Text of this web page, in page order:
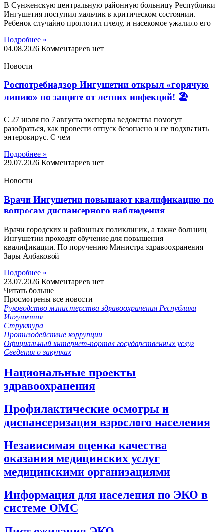
В Сунженскую центральную районную больницу Республики
Ингушетия поступил мальчик в критическом состоянии.
Ребенок случайно проглотил пчелу, и насекомое ужалило его
Подробнее »
04.08.2026 Комментариев нет
Новости
Роспотребнадзор Ингушетии открыл «горячую
линию» по защите от летних инфекций! 🏖
С 27 июля по 7 августа эксперты ведомства помогут
разобраться, как провести отпуск безопасно и не подхватить
энтеровирус. О чем
Подробнее »
29.07.2026 Комментариев нет
Новости
Врачи Ингушетии повышают квалификацию по
вопросам диспансерного наблюдения
Врачи городских и районных поликлиник, а также больниц
Ингушетии проходят обучение для повышения
квалификации. По поручению Министра здравоохранения
Зары Албаковой
Подробнее »
23.07.2026 Комментариев нет
Читать больше
Просмотрены все новости
Руководство министерства здравоохранения Республики
Ингушетия
Структура
Противодействие коррупции
Официальный интернет-портал государственных услуг
Сведения о закупках
Национальные проекты
здравоохранения
Профилактические осмотры и
диспансеризация взрослого населения
Независимая оценка качества
оказания медицинских услуг
медицинскими организациями
Информация для населения по ЭКО в
системе ОМС